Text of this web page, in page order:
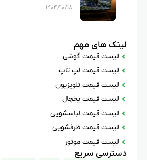
۱۴۰۴/۱۰/۱۸
لینک های مهم
لیست قیمت گوشی
لیست قیمت لپ تاپ
لیست قیمت تلویزیون
لیست قیمت یخچال
لیست قیمت لباسشویی
لیست قیمت ظرفشویی
لیست قیمت موتور
دسترسی سریع